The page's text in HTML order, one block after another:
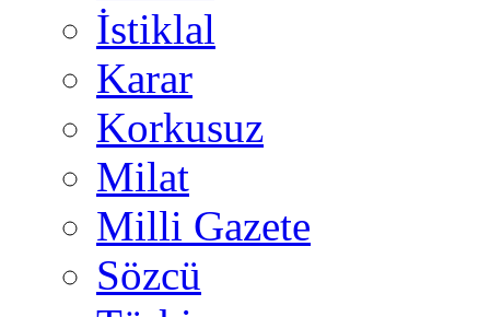
İstiklal
Karar
Korkusuz
Milat
Milli Gazete
Sözcü